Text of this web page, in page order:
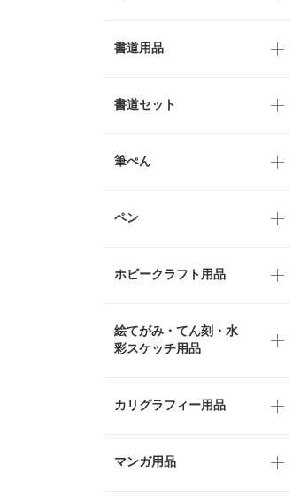
書道用品
書道セット
筆ぺん
ペン
ホビークラフト用品
絵てがみ・てん刻・水
彩スケッチ用品
カリグラフィー用品
マンガ用品